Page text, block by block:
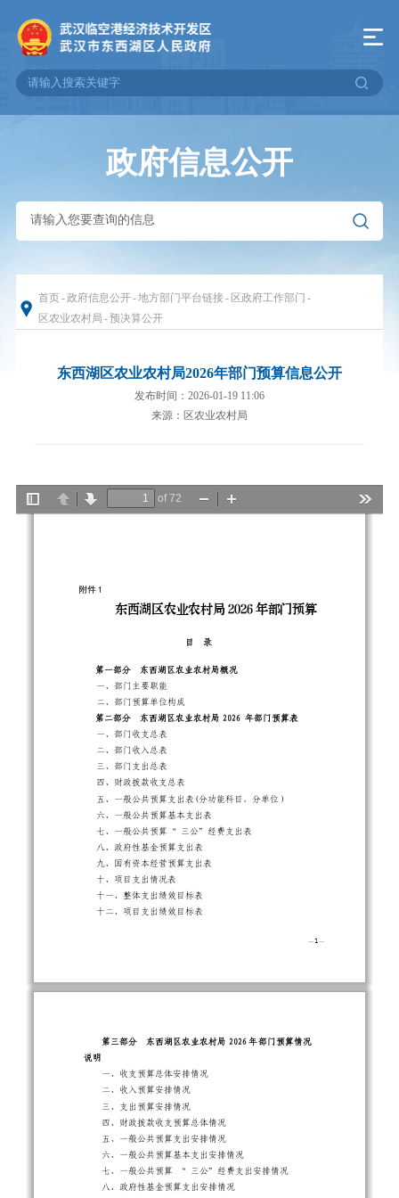
政府信息公开
首页-政府信息公开-地方部门平台链接- 区政府工作部门 -
区农业农村局 -预决算公开
东西湖区农业农村局2026年部门预算信息公开
发布时间：2026-01-19 11:06
来源：区农业农村局